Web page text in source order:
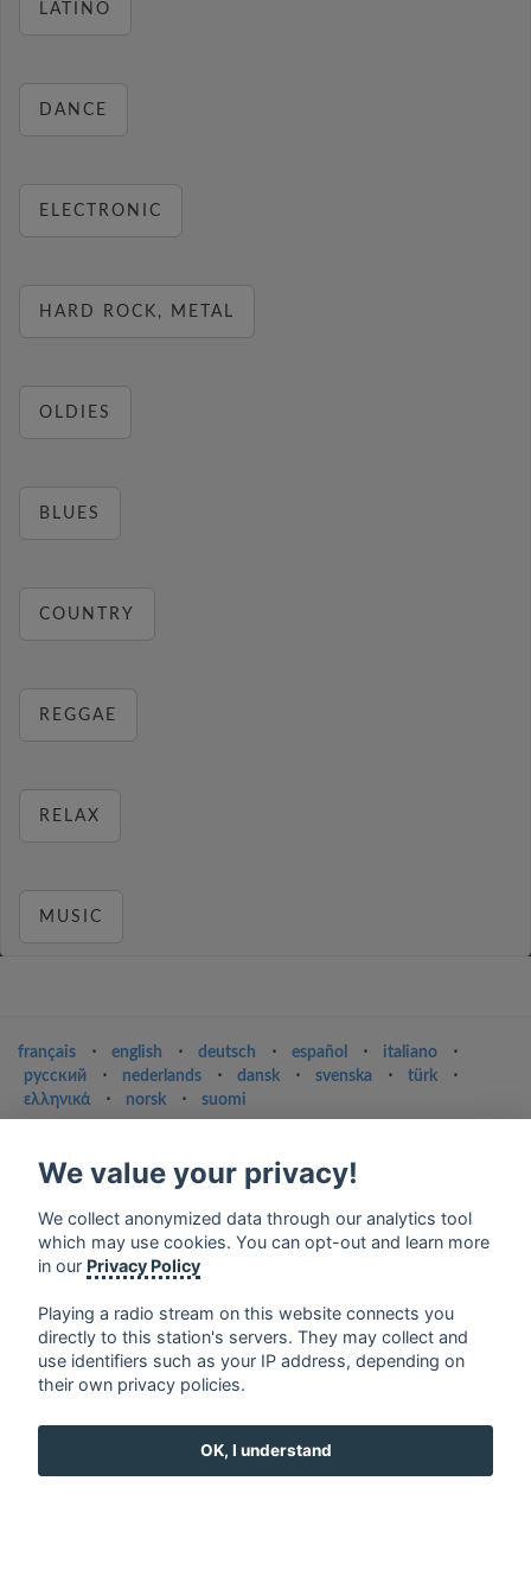
LATINO
DANCE
ELECTRONIC
HARD ROCK, METAL
OLDIES
BLUES
COUNTRY
REGGAE
RELAX
MUSIC
français ⋅ english ⋅ deutsch ⋅ español ⋅ italiano
⋅
русский
⋅ nederlands ⋅ dansk ⋅ svenska ⋅ türk
⋅
ελληνικά
⋅ norsk ⋅ suomi
Terms of service
Privacy Policy
Google Play and the Google Play logo are trademarks of Google Inc.
We value your privacy!
We collect anonymized data through our analytics tool
which may use cookies. You can opt-out and learn more
in our Privacy Policy
Playing a radio stream on this website connects you
directly to this station's servers. They may collect and
use identifiers such as your IP address, depending on
their own privacy policies.
OK, I understand